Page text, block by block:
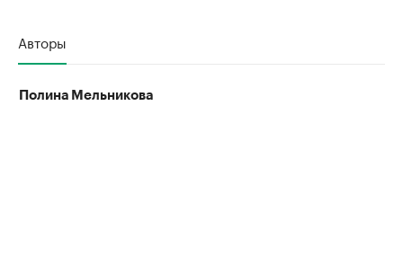
Авторы
Полина Мельникова